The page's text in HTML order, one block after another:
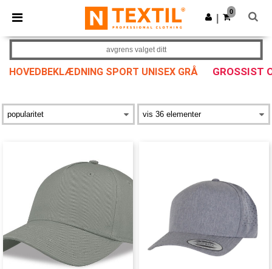
× Ntextil-app
Bedre priser i appen!
Last ned app
0
HOVEDBEKLÆDNING SPORT UNISEX GRÅ GROSSIST
avgrens valget ditt